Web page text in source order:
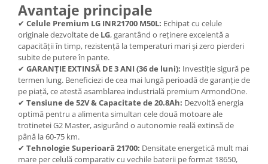
https://www.doctortrotineta.ro/plata-
tbi?
forceOriginalForEdit=1&preview=00681
Avantaje principale
✔ Celule Premium LG INR21700 M50L: Echipat cu celule
originale dezvoltate de LG, garantând o reținere excelentă a
capacității în timp, rezistență la temperaturi mari și zero pierderi
subite de putere în pante.
✔ GARANȚIE EXTINSĂ DE 3 ANI (36 de luni): Investiție sigură pe
termen lung. Beneficiezi de cea mai lungă perioadă de garanție de
pe piață, ce atestă asamblarea industrială premium ArmondOne.
✔ Tensiune de 52V & Capacitate de 20.8Ah: Dezvoltă energia
optimă pentru a alimenta simultan cele două motoare ale
trotinetei G2 Master, asigurând o autonomie reală extinsă de
până la 60-75 km.
✔ Tehnologie Superioară 21700: Densitate energetică mult mai
mare per celulă comparativ cu vechile baterii pe format 18650,